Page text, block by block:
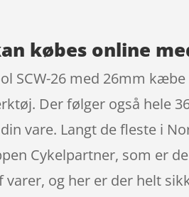
købes online
SCW-26 med 26mm
Der følger også hele
vare. Langt de fleste i
Cykelpartner, som er
varer, og her er der helt